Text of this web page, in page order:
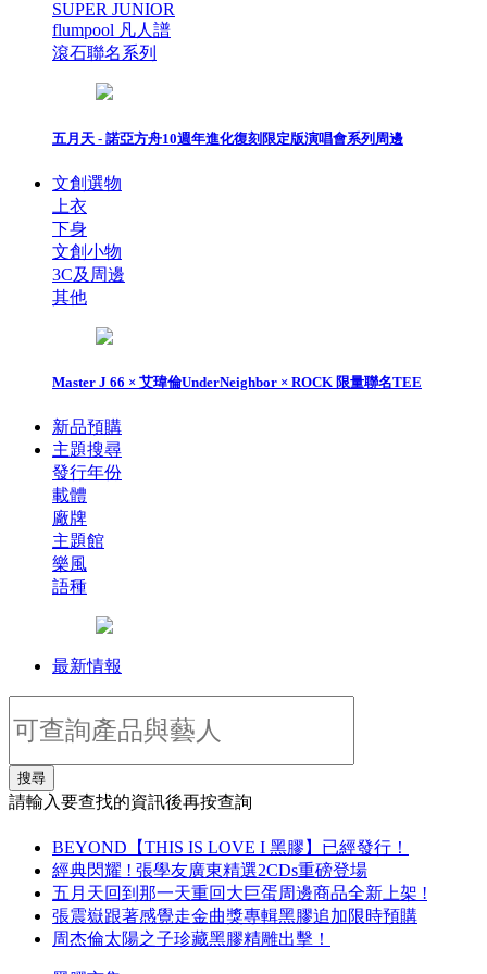
SUPER JUNIOR
flumpool 凡人譜
滾石聯名系列
五月天 - 諾亞方舟10週年進化復刻限定版演唱會系列周邊
文創選物
上衣
下身
文創小物
3C及周邊
其他
Master J 66 × 艾瑋倫UnderNeighbor × ROCK 限量聯名TEE
新品預購
主題搜尋
發行年份
載體
廠牌
主題館
樂風
語種
最新情報
搜尋
請輸入要查找的資訊後再按查詢
BEYOND【THIS IS LOVE I 黑膠】已經發行！
經典閃耀 ! 張學友廣東精選2CDs重磅登場
五月天回到那一天重回大巨蛋周邊商品全新上架 !
張震嶽跟著感覺走金曲獎專輯黑膠追加限時預購
周杰倫太陽之子珍藏黑膠精雕出擊！